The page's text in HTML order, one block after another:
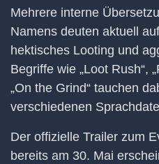
Mehrere interne
Namens deuten aktuell
hektisches Looting und
Begriffe wie „Loot Rush“,
„On the Grind“ tauchen
verschiedenen
Der offizielle Trailer zum
bereits am 30. Mai